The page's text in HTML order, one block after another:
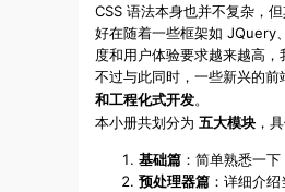
CSS 语法本身也并不复杂，
好在随着一些框架如 JQuery
度和用户体验要求越来越高，
不过与此同时，一些新兴的
和工程化式开发。
本小册共划分为 五大模块 ，
基础篇 ：简单熟悉一
预处理器篇 ：详细介